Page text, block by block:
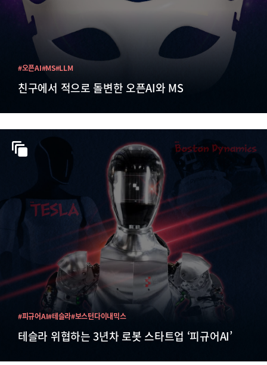
친구에서 적으로 돌변한 오픈AI와 MS
#오픈AI#MS#LLM
테슬라 위협하는 3년차 로봇 스타트업 ‘피규어AI’
#피규어AI#테슬라#보스턴다이내믹스